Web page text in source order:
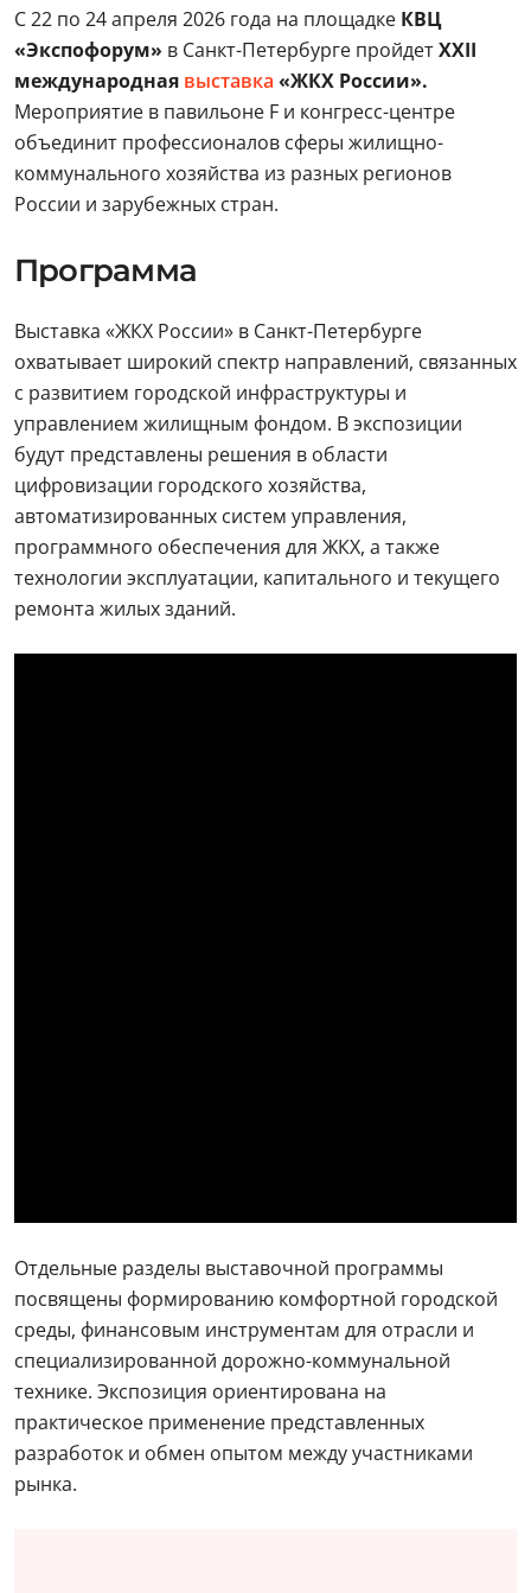
С 22 по 24 апреля 2026 года на площадке КВЦ
«Экспофорум» в Санкт-Петербурге пройдетXXII
международная выставка «ЖКХ России».
Мероприятие в павильоне F и конгресс-центре
объединит профессионалов сферы жилищно-
коммунального хозяйства из разных регионов
России и зарубежных стран.
Программа
Выставка «ЖКХ России» в Санкт-Петербурге
охватывает широкий спектр направлений, связанных
с развитием городской инфраструктуры и
управлением жилищным фондом. В экспозиции
будут представлены решения в области
цифровизации городского хозяйства,
автоматизированных систем управления,
программного обеспечения для ЖКХ, а также
технологии эксплуатации, капитального и текущего
ремонта жилых зданий.
Отдельные разделы выставочной программы
посвящены формированию комфортной городской
среды, финансовым инструментам для отрасли и
специализированной дорожно-коммунальной
технике. Экспозиция ориентирована на
практическое применение представленных
разработок и обмен опытом между участниками
рынка.